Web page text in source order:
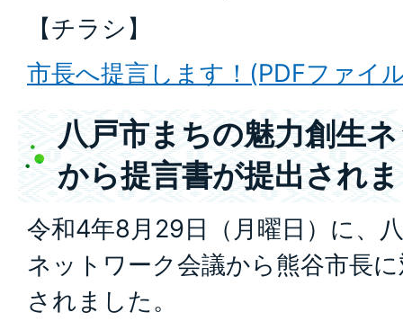
【チラシ】
市長へ提言します！(PDFファイ
八戸市まちの魅力創生
から提言書が提出され
令和4年8月29日（月曜日）に、
ネットワーク会議から熊谷市長
されました。